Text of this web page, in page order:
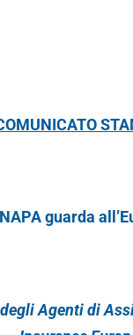
guarda
Agenti di